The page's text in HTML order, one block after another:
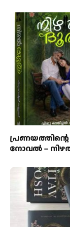
നോവൽ –